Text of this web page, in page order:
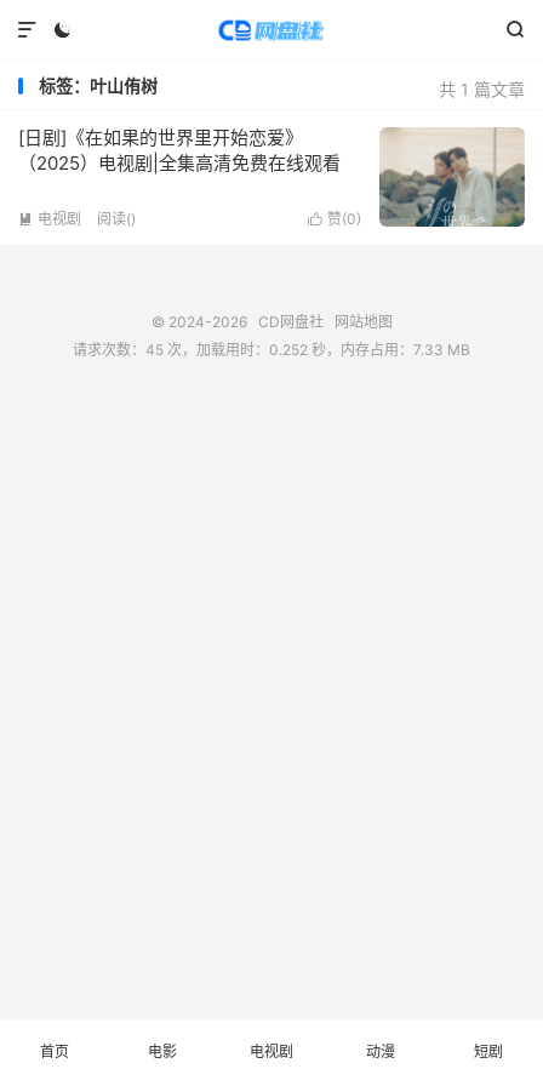
 

共 1 篇文章
标签：叶山侑树
[日剧]《在如果的世界里开始恋爱》
（2025）电视剧|全集高清免费在线观看
 赞(0)
 电视剧 阅读()
© 2024-2026 CD网盘社
网站地图
请求次数：45 次，加载用时：0.252 秒，内存占用：7.33 MB
首页 电影 电视剧 动漫 短剧